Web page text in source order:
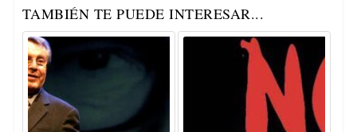
TAMBIÉN TE PUEDE INTERESAR...